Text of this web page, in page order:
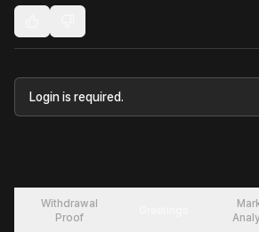
Login is required.
Withdrawal
Proof